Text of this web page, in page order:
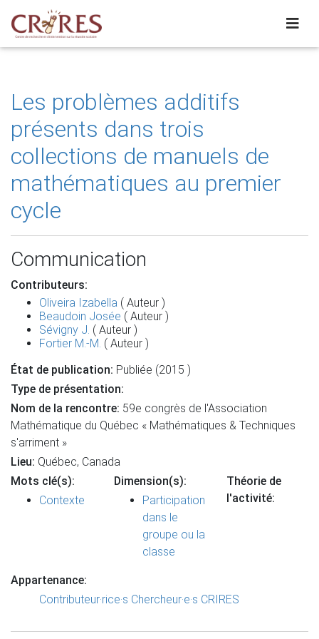
Les problèmes additifs
présents dans trois
collections de manuels de
mathématiques au premier
cycle
Communication
Contributeurs:
Oliveira Izabella ( Auteur )
Beaudoin Josée ( Auteur )
Sévigny J. ( Auteur )
Fortier M.-M. ( Auteur )
État de publication: Publiée (2015 )
Type de présentation:
Nom de la rencontre: 59e congrès de l'Association
Mathématique du Québec « Mathématiques & Techniques
s'arriment »
Lieu: Québec, Canada
Mots clé(s):
Contexte
Dimension(s):
Participation
dans le
groupe ou la
classe
Théorie de
l'activité:
Appartenance:
Contributeur·rice·s Chercheur·e·s CRIRES